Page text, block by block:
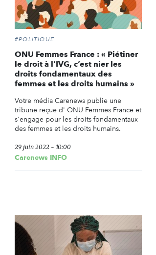
#POLITIQUE
ONU Femmes France : « Piétiner
le droit à l’IVG, c’est nier les
droits fondamentaux des
femmes et les droits humains »
Votre média Carenews publie une
tribune reçue d' ONU Femmes France et
s'engage pour les droits fondamentaux
des femmes et les droits humains.
29 juin 2022 - 10:00
Carenews INFO